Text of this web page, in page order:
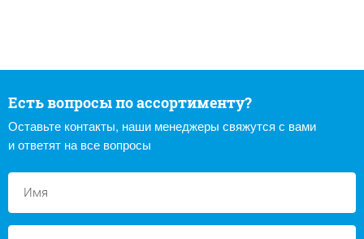
Есть вопросы по ассортименту?
Оставьте контакты, наши менеджеры свяжутся с вами
и ответят на все вопросы